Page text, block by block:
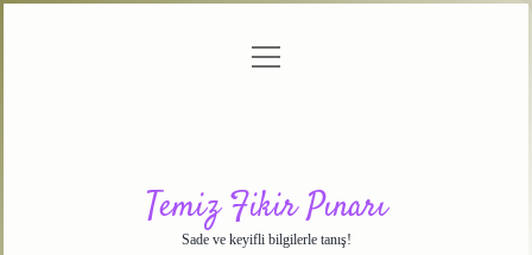
menüyü
Temiz Fikir Pınarı
Sade ve keyifli bilgilerle tanış!